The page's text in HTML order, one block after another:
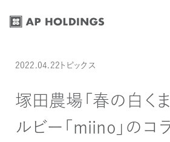
投稿日:
2022.04.22 最終更新日: 2023.04.17
カテゴリー:
トピックス
塚田農場「春の白くま
ルビー「miino」のコ